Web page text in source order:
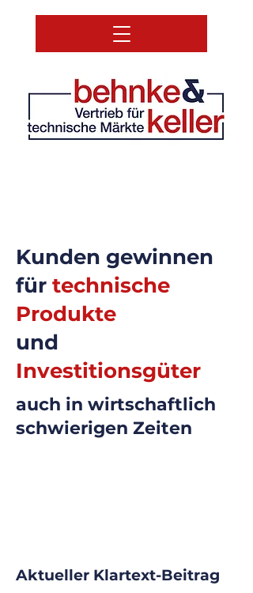
Kunden gewinnen​
für technische
Produkte
und
Investitionsgüter
auch in wirtschaftlich
schwierigen Zeiten
Aktueller Klartext-Beitrag